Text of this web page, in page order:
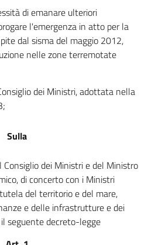
di emanare ulteriori
l'emergenza in atto per la
dal sisma del maggio 2012,
nelle zone terremotate
dei Ministri, adottata nella
Sulla
dei Ministri e del Ministro
di concerto con i Ministri
del territorio e del mare,
e delle infrastrutture e dei
seguente decreto-legge